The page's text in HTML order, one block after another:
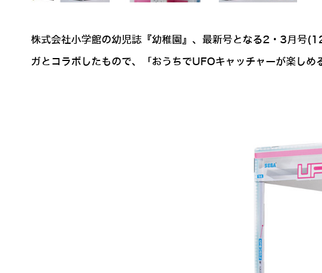
株式会社小学館の幼児誌『幼稚園』、最新号となる2・3月号
ガとコラボしたもので、「おうちでUFOキャッチャーが楽しめ